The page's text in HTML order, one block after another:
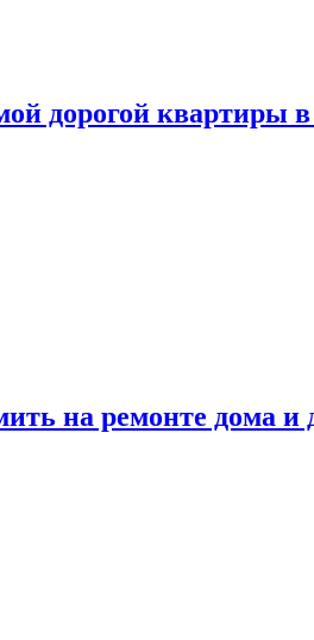
дорогой квартиры
на ремонте дома